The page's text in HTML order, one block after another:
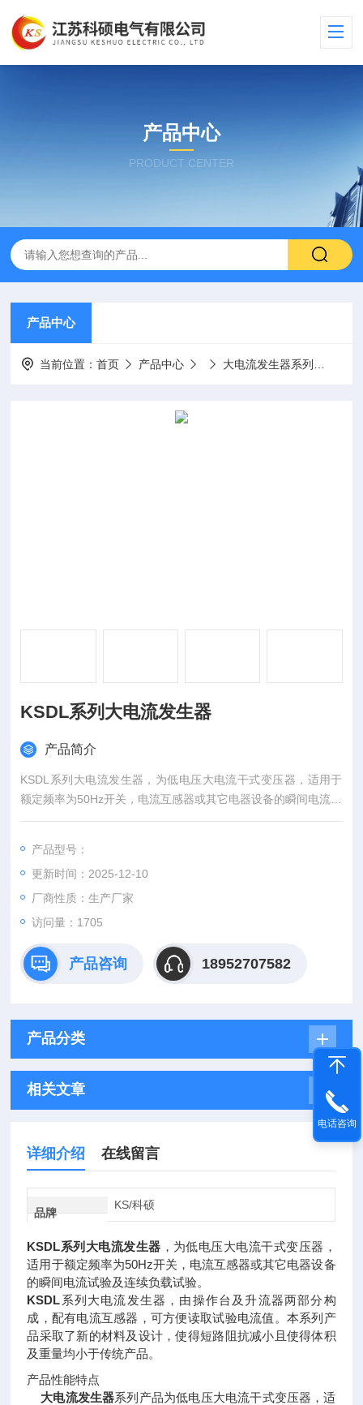
产品中心
PRODUCT CENTER
产品中心
当前位置：首页 产品中心 大电流发生器系列
KSDL系列大电流发生器
产品简介
KSDL系列大电流发生器，为低电压大电流干式变压器，适用于
额定频率为50Hz开关，电流互感器或其它电器设备的瞬间电流试
验及连续负载试验。
试验电流值。本系列产品采取了新的材料及设计，使得短路阻抗
减小且使得体积及重量均小于传统产品。
产品型号：
更新时间：2025-12-10
厂商性质：生产厂家
访问量：1705
产品咨询 18952707582
产品分类
相关文章
详细介绍 在线留言
品牌
KS/科硕
KSDL系列大电流发生器 ，为低电压大电流干式变压器，
适用于额定频率为50Hz开关，电流互感器或其它电器设备
的瞬间电流试验及连续负载试验。
KSDL系列大电流发生器，由操作台及升流器两部分构
成，配有电流互感器，可方便读取试验电流值。本系列产
品采取了新的材料及设计，使得短路阻抗减小且使得体积
及重量均小于传统产品。
产品性能特点
大电流发生器系列产品为低电压大电流干式变压器，适
电话咨询